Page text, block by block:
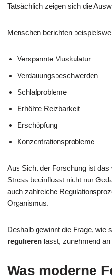
Tatsächlich zeigen sich die
Menschen berichten
Verspannte Muskulatur
Verdauungsbeschwerden
Schlafprobleme
Erhöhte Reizbarkeit
Erschöpfung
Konzentrationsprobleme
Aus Sicht der Forschung ist das
Stress beeinflusst nicht nur
auch zahlreiche
Organismus.
Deshalb gewinnt die Frage, wie
regulieren lässt, zunehmend an
Was moderne